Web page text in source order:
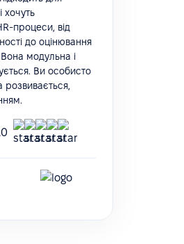
хочуть
процеси, від
до оцінювання
модульна і
Ви особисто
розвивається,